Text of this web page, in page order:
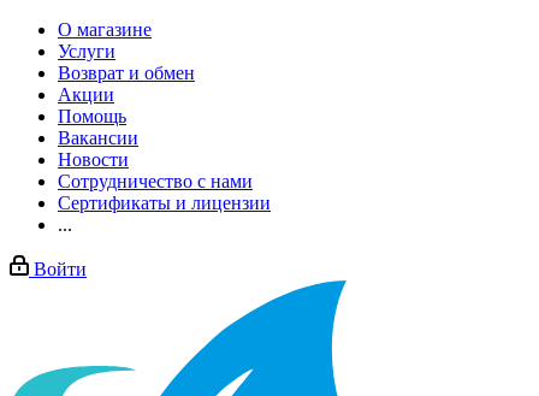
О магазине
Услуги
Возврат и обмен
Акции
Помощь
Вакансии
Новости
Сотрудничество с нами
Сертификаты и лицензии
...
Войти